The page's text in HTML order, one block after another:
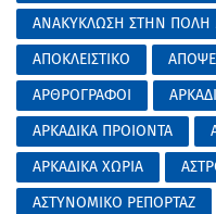
ΑΝΑΚΥΚΛΩΣΗ ΣΤΗΝ ΠΟΛΗ
ΑΠΟΚΛΕΙΣΤΙΚΟ
ΑΡΘΡΟΓΡΑΦΟΙ
ΑΡΚΑΔΙΚΑ ΠΡΟΙΟΝΤΑ
ΑΡΚΑΔΙΚΑ ΧΩΡΙΑ
ΑΣΤΥΝΟΜΙΚΟ ΡΕΠΟΡΤΑΖ